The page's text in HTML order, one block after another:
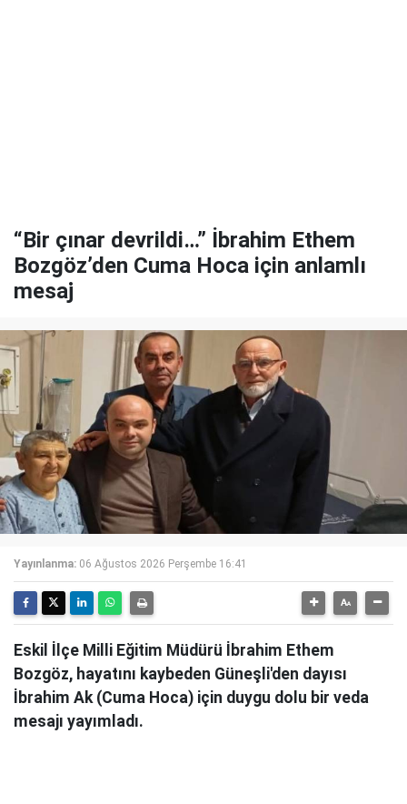
“Bir çınar devrildi…” İbrahim Ethem
Bozgöz’den Cuma Hoca için anlamlı
mesaj
Yayınlanma: 06 Ağustos 2026 Perşembe 16:41
Eskil İlçe Milli Eğitim Müdürü İbrahim Ethem
Bozgöz, hayatını kaybeden Güneşli'den dayısı
İbrahim Ak (Cuma Hoca) için duygu dolu bir veda
mesajı yayımladı.